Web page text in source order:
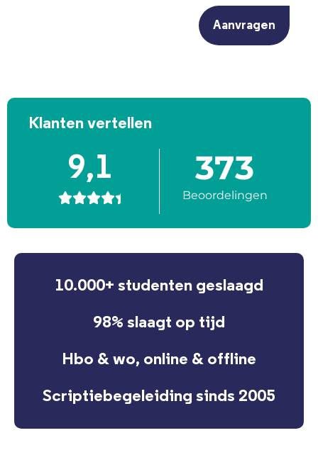
Klanten vertellen
9,1

373
Beoordelingen
10.000+ studenten geslaagd
98% slaagt op tijd
Hbo & wo, online & offline
Scriptiebegeleiding sinds 2005